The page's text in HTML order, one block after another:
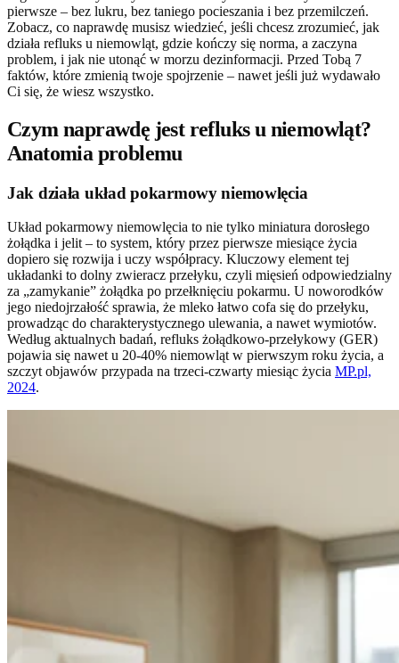
pierwsze – bez lukru, bez taniego pocieszania i bez przemilczeń.
Zobacz, co naprawdę musisz wiedzieć, jeśli chcesz zrozumieć, jak
działa refluks u niemowląt, gdzie kończy się norma, a zaczyna
problem, i jak nie utonąć w morzu dezinformacji. Przed Tobą 7
faktów, które zmienią twoje spojrzenie – nawet jeśli już wydawało
Ci się, że wiesz wszystko.
Czym naprawdę jest refluks u niemowląt?
Anatomia problemu
Jak działa układ pokarmowy niemowlęcia
Układ pokarmowy niemowlęcia to nie tylko miniatura dorosłego
żołądka i jelit – to system, który przez pierwsze miesiące życia
dopiero się rozwija i uczy współpracy. Kluczowy element tej
układanki to dolny zwieracz przełyku, czyli mięsień odpowiedzialny
za „zamykanie” żołądka po przełknięciu pokarmu. U noworodków
jego niedojrzałość sprawia, że mleko łatwo cofa się do przełyku,
prowadząc do charakterystycznego ulewania, a nawet wymiotów.
Według aktualnych badań, refluks żołądkowo-przełykowy (GER)
pojawia się nawet u 20-40% niemowląt w pierwszym roku życia, a
szczyt objawów przypada na trzeci-czwarty miesiąc życia MP.pl,
2024.